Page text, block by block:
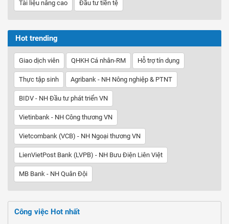
Tài liệu nâng cao Đầu tư tiền tệ
Hot trending
Giao dịch viên QHKH Cá nhân-RM Hỗ trợ tín dụng
Thực tập sinh Agribank - NH Nông nghiệp & PTNT
BIDV - NH Đầu tư phát triển VN
Vietinbank - NH Công thương VN
Vietcombank (VCB) - NH Ngoại thương VN
LienVietPost Bank (LVPB) - NH Bưu Điện Liên Việt
MB Bank - NH Quân Đội
Công việc Hot nhất